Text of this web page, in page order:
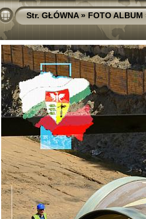
Str. GŁÓWNA»FOTO ALBUM